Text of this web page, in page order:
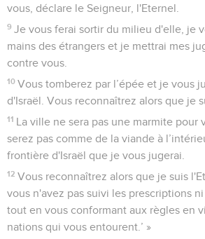
vous, déclare le Seigneur, l'Eternel.
9 Je vous ferai sortir du milieu d'elle, je
mains des étrangers et je mettrai mes
contre vous.
10 Vous tomberez par l’épée et je vous
d'Israël. Vous reconnaîtrez alors que je
11 La ville ne sera pas une marmite pour
serez pas comme de la viande à
frontière d'Israël que je vous jugerai.
12 Vous reconnaîtrez alors que je suis
vous n'avez pas suivi les prescriptions
tout en vous conformant aux règles en
nations qui vous entourent.’ »